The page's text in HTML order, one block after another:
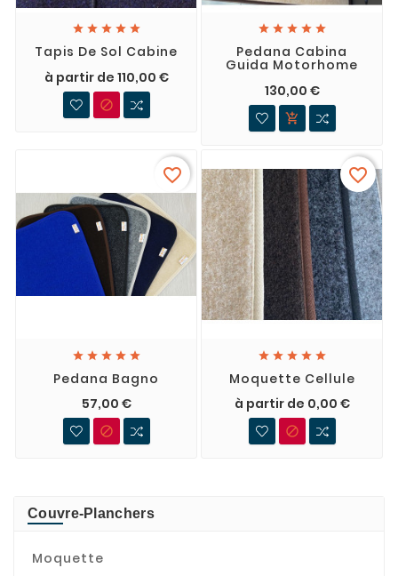
    
Tapis De Sol Cabine
à partir de 110,00 €

    
Pedana Cabina
Guida Motorhome
130,00 €

    
Pedana Bagno
57,00 €

favorite_border
    
Moquette Cellule
à partir de 0,00 €

favorite_border
Couvre-Planchers
Moquette